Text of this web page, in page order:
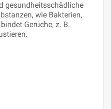
gesundheitsschädliche
wie Bakterien,
Gerüche, z. B.